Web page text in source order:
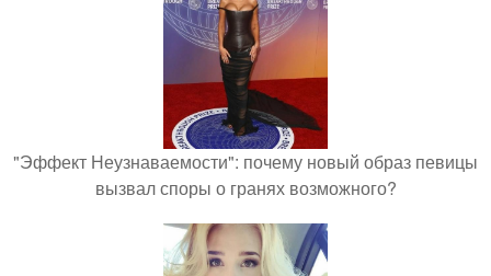
"Эффект Неузнаваемости": почему новый образ певицы
вызвал споры о гранях возможного?